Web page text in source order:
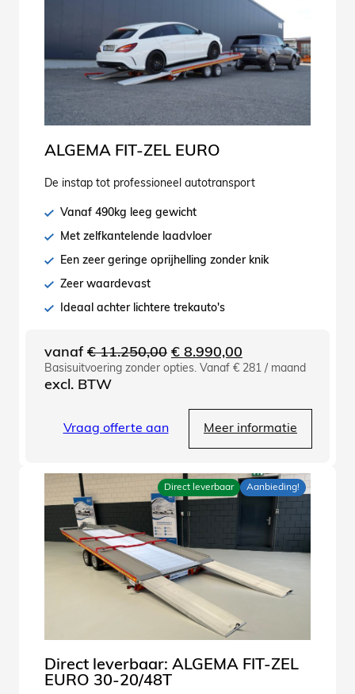
ALGEMA FIT-ZEL EURO
De instap tot professioneel autotransport
Vanaf 490kg leeg gewicht
Met zelfkantelende laadvloer
Een zeer geringe oprijhelling zonder knik
Zeer waardevast
Ideaal achter lichtere trekauto's
vanaf €11.250,00 Oorspronkelijke
prijs
€ 11.250,00.
€ 8.990,00
prijs
€ 8.990,00.
Basisuitvoering zonder opties. Vanaf € 281 / maand
excl. BTW
Vraag offerte aan Meer informatie
Direct leverbaar Aanbieding!
Direct leverbaar: ALGEMA FIT-ZEL
EURO 30-20/48T